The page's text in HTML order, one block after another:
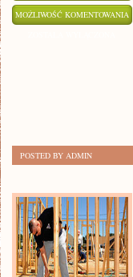
MOŻLIWOŚĆ KOMENTOWANIA
POSTED BY ADMIN